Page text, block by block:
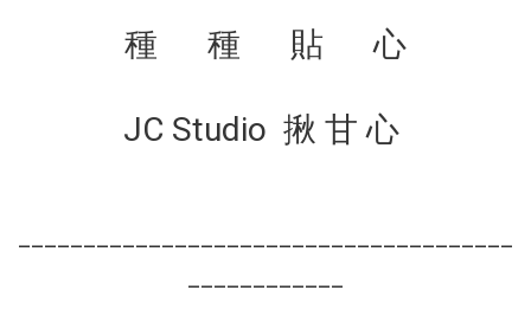
種 種 貼 心
JC Studio 揪 甘 心